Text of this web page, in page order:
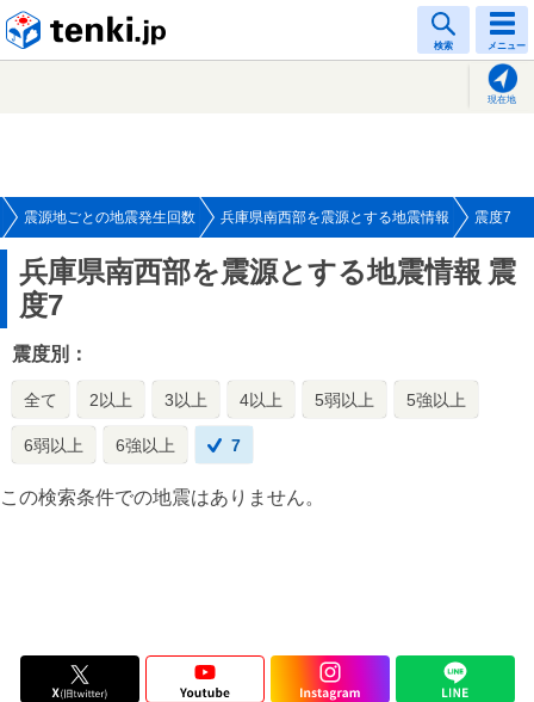
検索 メニュー
現在地
震源地ごとの地震発生回数 兵庫県南西部を震源とする地震情報 震度7
兵庫県南西部を震源とする地震情報 震
度7
震度別：
全て 2以上 3以上 4以上 5弱以上 5強以上
6弱以上 6強以上 7
この検索条件での地震はありません。